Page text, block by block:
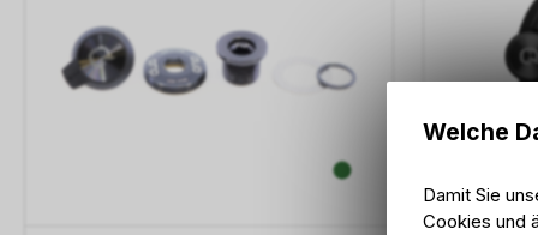
Welche
Damit Sie
Cookies und